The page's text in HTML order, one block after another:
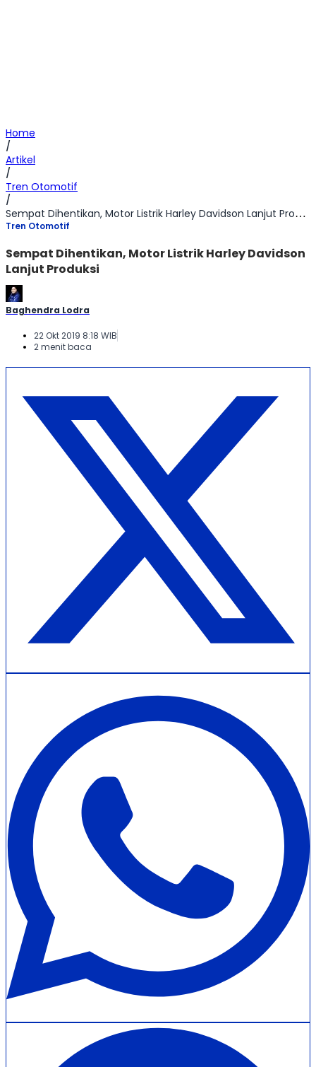
Home
/
Artikel
/
Tren Otomotif
/
Sempat Dihentikan, Motor Listrik Harley Davidson Lanjut Produksi
Tren Otomotif
Sempat Dihentikan, Motor Listrik Harley Davidson
Lanjut Produksi
Baghendra Lodra
22 Okt 2019 8:18 WIB
2 menit baca